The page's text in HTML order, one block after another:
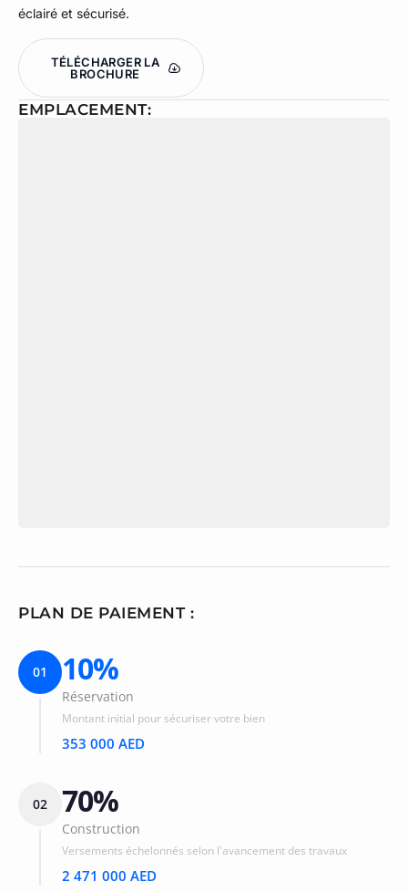
éclairé et sécurisé.
TÉLÉCHARGER LA
BROCHURE
EMPLACEMENT:
PLAN DE PAIEMENT :
01 10%
Réservation
Montant initial pour sécuriser votre bien
353 000 AED
02 70%
Construction
Versements échelonnés selon l'avancement des travaux
2 471 000 AED